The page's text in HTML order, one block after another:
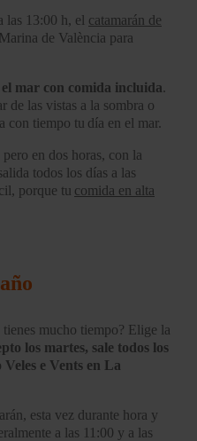
las 13:00 h, el catamarán de
de València para
mar con comida incluida.
de las vistas a la sombra o
con tiempo tu día en el mar.
en dos horas, con la
todos los días a las
porque tu comida en alta
mucho tiempo? Elige la
los martes, sale todos los
Veles e Vents en La
esta vez durante hora y
a las 11:00 y a las